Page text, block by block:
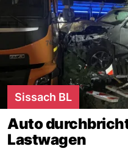
Sissach BL
Auto
Lastwagen